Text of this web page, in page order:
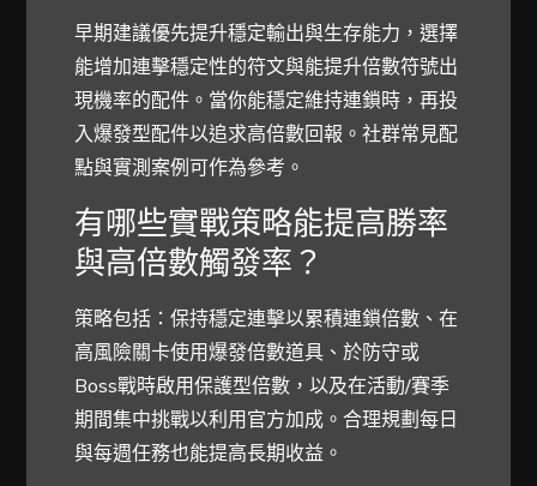
早期建議優先提升穩定輸出與生存能力，選擇
能增加連擊穩定性的符文與能提升倍數符號出
現機率的配件。當你能穩定維持連鎖時，再投
入爆發型配件以追求高倍數回報。社群常見配
點與實測案例可作為參考。
有哪些實戰策略能提高勝率
與高倍數觸發率？
策略包括：保持穩定連擊以累積連鎖倍數、在
高風險關卡使用爆發倍數道具、於防守或
Boss戰時啟用保護型倍數，以及在活動/賽季
期間集中挑戰以利用官方加成。合理規劃每日
與每週任務也能提高長期收益。